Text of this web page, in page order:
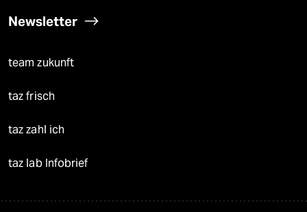
Newsletter
team zukunft
taz frisch
taz zahl ich
taz lab Infobrief